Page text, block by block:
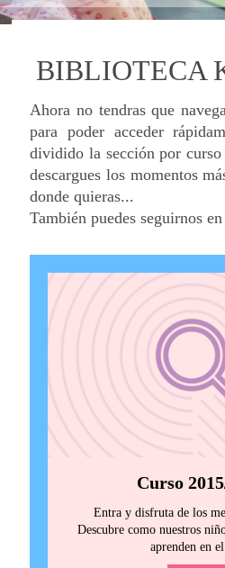
BIBLIOTECA
Ahora no tendras que
para poder acceder
dividido la sección por
descargues los momentos
donde quieras...
También puedes seguirnos
Curso
Entra y disfruta de los
Descubre como nuestros
aprenden en el